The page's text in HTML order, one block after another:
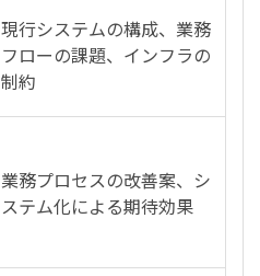
現行システムの構成、業務
フローの課題、インフラの
制約
業務プロセスの改善案、シ
ステム化による期待効果